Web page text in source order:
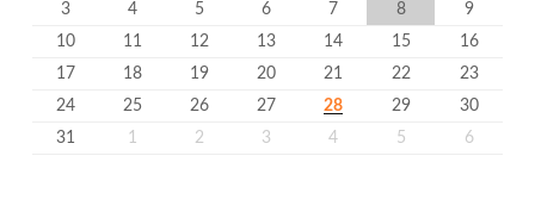
3
4 5 6 7 8
9
10
11 12 13 14 15
16
17
18 19 20 21 22
23
24
25 26 27 28 29
30
31
1 2 3 4 5 6